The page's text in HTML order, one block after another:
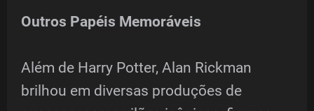
Outros Papéis Memoráveis
Além de Harry Potter, Alan Rickman
brilhou em diversas produções de